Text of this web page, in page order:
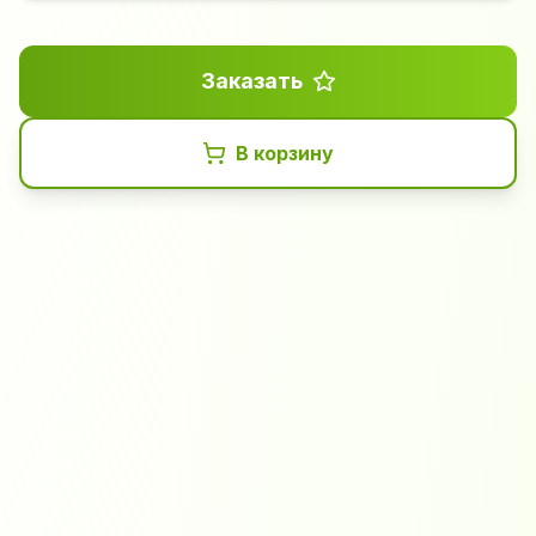
Заказать
В корзину